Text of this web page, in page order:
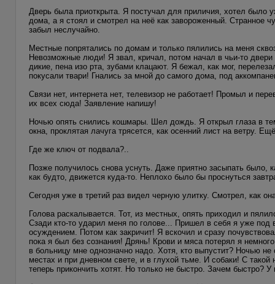
Дверь была приоткрыта. Я постучал для приличия, хотел было
дома, а я стоял и смотрел на неё как завороженный. Странное
забыл неслучайно.
Местные попрятались по домам и только пялились на меня
Невозможные люди! Я звал, кричал, потом начал в чьи-то
дикие, пена изо рта, зубами клацают. Я бежал, как мог,
покусали твари! Гнались за мной до самого дома, под
Связи нет, интернета нет, телевизор не работает! Промыл и
их всех сюда! Заявление напишу!
Ночью опять снились кошмары. Шел дождь. Я открыл глаза в
окна, проклятая лачуга трясется, как осенний лист на ветру.
Где же ключ от подвала?..
Позже получилось снова уснуть. Даже приятно засыпать было,
как будто, движется куда-то. Неплохо было бы проснуться
Сегодня уже в третий раз видел черную улитку. Смотрел, как
Голова раскалывается. Тот, из местных, опять приходил и
Сзади кто-то ударил меня по голове... Пришел в себя я уже под
осуждением. Потом как закричит! Я вскочил и сразу
пока я был без сознания! Дрянь! Крови и мяса потерял я
в больницу мне однозначно надо. Хотя, кто выпустит? Ночью
местах и при дневном свете, и в глухой тьме. И собаки! С
теперь прикончить хотят. Но только не быстро. Зачем быстро?